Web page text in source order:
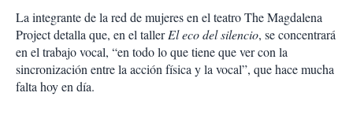
La integrante de la red de mujeres en el teatro The Magdalena
Project detalla que, en el tallerEl eco del silencio, se concentrará
en el trabajo vocal, “en todo lo que tiene que ver con la
sincronización entre la acción física y la vocal”, que hace mucha
falta hoy en día.